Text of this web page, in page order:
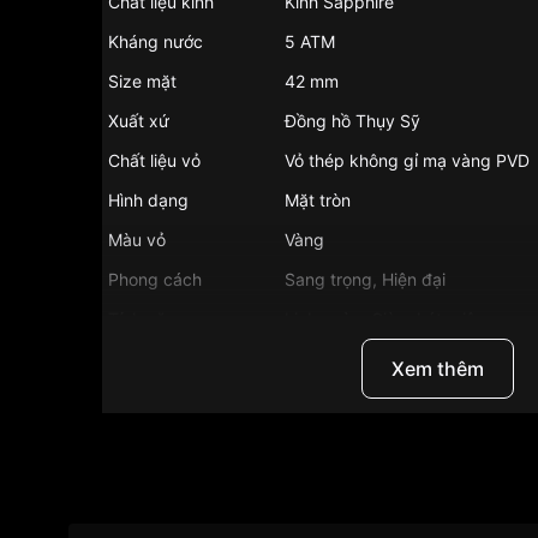
Kháng nước
5 ATM
Size mặt
42 mm
Xuất xứ
Đồng hồ Thụy Sỹ
Chất liệu vỏ
Vỏ thép không gỉ mạ vàng PVD
Hình dạng
Mặt tròn
Màu vỏ
Vàng
Phong cách
Sang trọng, Hiện đại
Mặt trắng
Xem thêm